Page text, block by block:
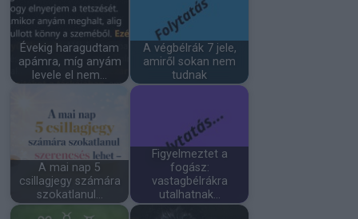
Évekig haragudtam
apámra, míg anyám
levele el nem…
A végbélrák 7 jele,
amiről sokan nem
tudnak
A mai nap 5
csillagjegy számára
szokatlanul…
Figyelmeztet a
fogász:
vastagbélrákra
utalhatnak…